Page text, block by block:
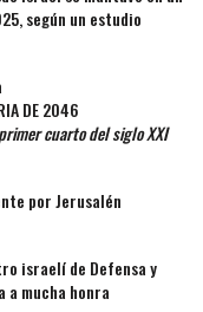
según un estudio
DE 2046
cuarto del siglo XXI
por Jerusalén
israelí de Defensa y
mucha honra